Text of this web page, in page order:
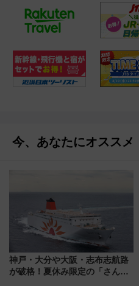
今、あなたにオススメ
神戸・大分や大阪・志布志航路
が破格！夏休み限定の「さんふ